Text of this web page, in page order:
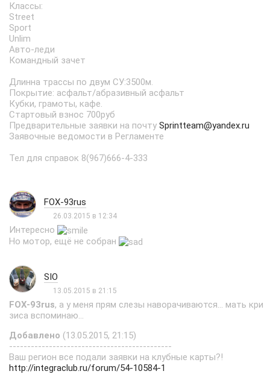
Классы:
Street
Sport
Unlim
Авто-леди
Командный зачет
Длинна трассы по двум СУ:3500м.
Покрытие: асфальт/абразивный асфальт
Кубки, грамоты, кафе.
Стартовый взнос 700руб
Предварительные заявки на почту Sprintteam@yandex.ru
Заявочные ведомости в Регламенте
Тел для справок 8(967)666-4-333
FOX-93rus
26.03.2015 в 12:34
Интересно
Но мотор, ещё не собран
SIO
13.05.2015 в 21:15
FOX-93rus, а у меня прям слезы наворачиваются... мать кри
зиса вспоминаю...
Добавлено (13.05.2015, 21:15)
---------------------------------------------
Ваш регион все подали заявки на клубные карты?!
http://integraclub.ru/forum/54-10584-1